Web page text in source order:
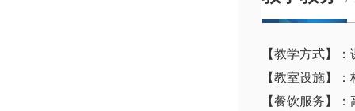
【教学方式】
【教室设施】
【餐饮服务】